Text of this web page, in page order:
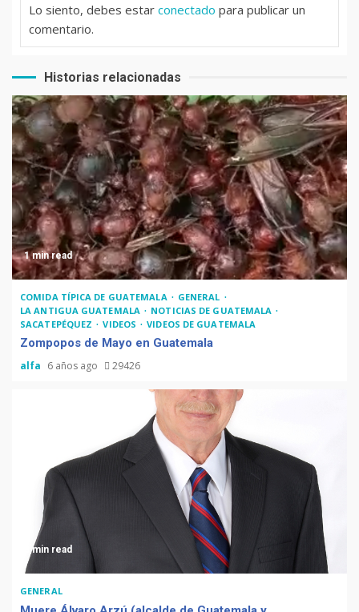
Lo siento, debes estar conectado para publicar un
comentario.
Historias relacionadas
1 min read
COMIDA TÍPICA DE GUATEMALA
GENERAL
LA ANTIGUA GUATEMALA
NOTICIAS DE GUATEMALA
SACATEPÉQUEZ
VIDEOS VIDEOS DE GUATEMALA
Zompopos de Mayo en Guatemala
alfa 6 años ago 29426
3 min read
GENERAL